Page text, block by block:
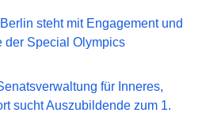
steht mit Engagement und
der Special Olympics
für Inneres,
sucht Auszubildende zum 1.